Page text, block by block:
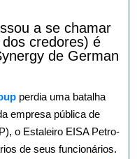
a se chamar
credores) é
de German
perdia uma batalha
empresa pública de
o Estaleiro EISA Petro-
de seus funcionários.